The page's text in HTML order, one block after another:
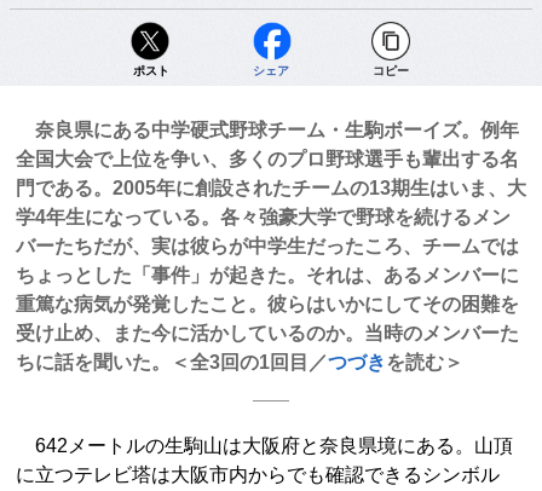
ポスト シェア コピー
奈良県にある中学硬式野球チーム・生駒ボーイズ。例年
全国大会で上位を争い、多くのプロ野球選手も輩出する名
門である。2005年に創設されたチームの13期生はいま、大
学4年生になっている。各々強豪大学で野球を続けるメン
バーたちだが、実は彼らが中学生だったころ、チームでは
ちょっとした「事件」が起きた。それは、あるメンバーに
重篤な病気が発覚したこと。彼らはいかにしてその困難を
受け止め、また今に活かしているのか。当時のメンバーた
ちに話を聞いた。＜全3回の1回目／つづきを読む＞
642メートルの生駒山は大阪府と奈良県境にある。山頂
に立つテレビ塔は大阪市内からでも確認できるシンボル